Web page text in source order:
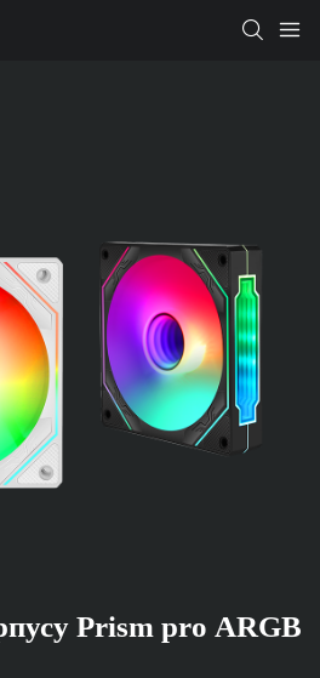
Prism pro ARGB